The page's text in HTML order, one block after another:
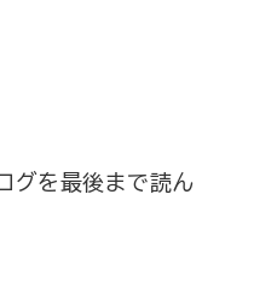
グを最後まで読ん